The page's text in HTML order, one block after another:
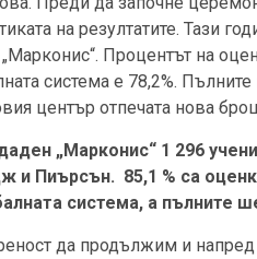
на резултатите. Тази
Процентът на
система е 78,2%.
център отпечата нова
„Марконис“ 1 296
и Пиърсън. 85,1 % са
система, а пълните
да продължим и